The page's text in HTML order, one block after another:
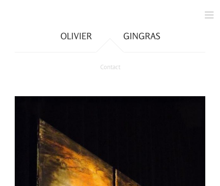
OLIVIER GINGRAS
Contact